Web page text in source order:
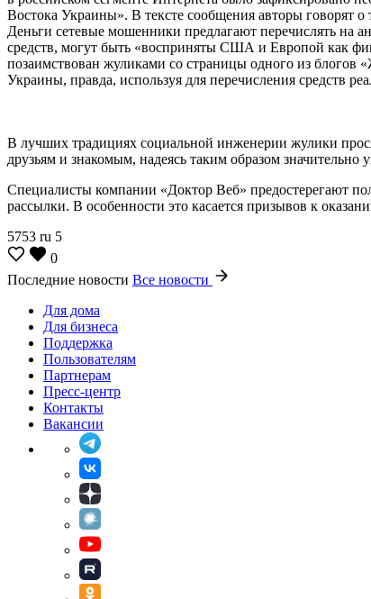
Востока Украины». В тексте сообщения авторы говорят
Деньги сетевые мошенники предлагают перечислять на
средств, могут быть «восприняты США и Европой как
позаимствован жуликами со страницы одного из блогов
Украины, правда, используя для перечисления средств
В лучших традициях социальной инженерии жулики
друзьям и знакомым, надеясь таким образом значительно
Специалисты компании «Доктор Веб» предостерегают
рассылки. В особенности это касается призывов к
5753 ru 5
0
Последние новости Все новости
Для дома
Для бизнеса
Поддержка
Пользователям
Партнерам
Пресс-центр
Контакты
Вакансии